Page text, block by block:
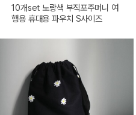
10개set 노랑색 부직포주머니 여
행용 휴대용 파우치 S사이즈